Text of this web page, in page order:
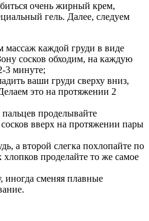
очень жирный крем,
гель. Далее, следуем
массаж каждой груди в виде
сосков обходим, на каждую
3 минуте;
ваши груди сверху вниз,
это на протяжении 2
проделывайте
вверх на протяжении пары
а второй слегка похлопайте по
проделайте то же самое
иногда сменяя плавные